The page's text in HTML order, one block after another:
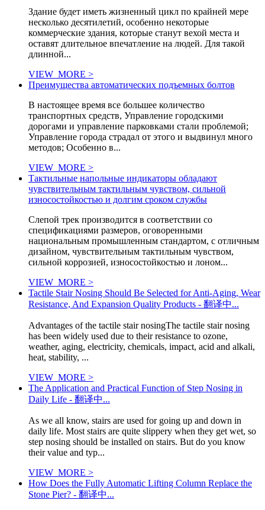
Здание будет иметь жизненный цикл по крайней мере
несколько десятилетий, особенно некоторые
коммерческие здания, которые станут вехой места и
оставят длительное впечатление на людей. Для такой
длинной...
VIEW_MORE >
Преимущества автоматических подъемных болтов
В настоящее время все большее количество
транспортных средств, Управление городскими
дорогами и управление парковками стали проблемой;
Управление города страдал от этого и выдвинул много
методов; Особенно в...
VIEW_MORE >
Тактильные напольные индикаторы обладают
чувствительным тактильным чувством, сильной
износостойкостью и долгим сроком службы
Слепой трек производится в соответствии со
спецификациями размеров, оговоренными
национальным промышленным стандартом, с отличным
дизайном, чувствительным тактильным чувством,
сильной коррозией, износостойкостью и лоном...
VIEW_MORE >
Tactile Stair Nosing Should Be Selected for Anti-Aging, Wear
Resistance, And Expansion Quality Products - 翻译中...
Advantages of the tactile stair nosingThe tactile stair nosing
has been widely used due to their resistance to ozone,
weather, aging, electricity, chemicals, impact, acid and alkali,
heat, stability, ...
VIEW_MORE >
The Application and Practical Function of Step Nosing in
Daily Life - 翻译中...
As we all know, stairs are used for going up and down in
daily life. Most stairs are quite slippery when they get wet, so
step nosing should be installed on stairs. But do you know
their value and typ...
VIEW_MORE >
How Does the Fully Automatic Lifting Column Replace the
Stone Pier? - 翻译中...